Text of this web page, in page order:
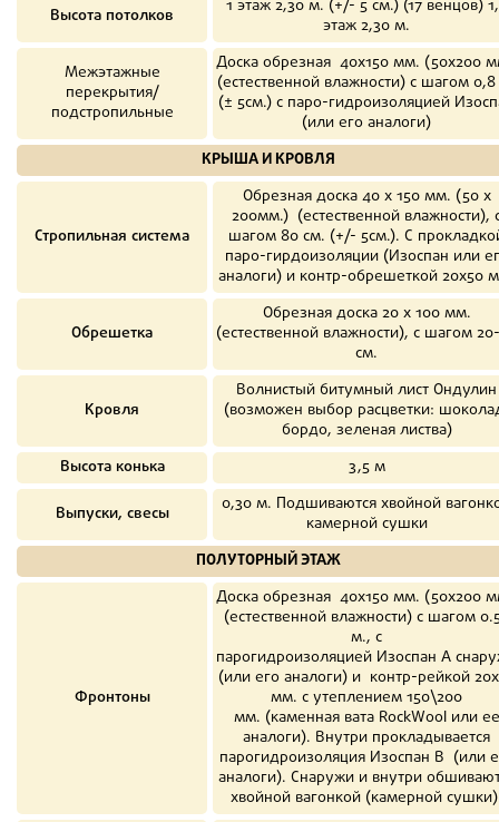
Высота потолков
1 этаж 2,30 м. (+/- 5 см.) (17 венцов)
этаж 2,30 м.
Межэтажные
перекрытия/
подстропильные
Доска обрезная 40х150 мм. (50х200
(естественной влажности) с шагом
(± 5см.) с паро-гидроизоляцией
(или его аналоги)
КРЫША И КРОВЛЯ
Стропильная система
Обрезная доска 40 х 150 мм. (50 х
200мм.) (естественной влажности),
шагом 80 см. (+/- 5см.). С
паро-гирдоизоляции (Изоспан или
аналоги) и контр-обрешеткой 20х50
Обрешетка
Обрезная доска 20 х 100 мм.
(естественной влажности), с шагом
см.
Кровля
Волнистый битумный лист Ондулин
(возможен выбор расцветки:
бордо, зеленая листва)
Высота конька
3,5 м
Выпуски, свесы
0,30 м. Подшиваются хвойной
камерной сушки
ПОЛУТОРНЫЙ ЭТАЖ
Фронтоны
Доска обрезная 40х150 мм. (50х200
(естественной влажности) с шагом
м., с
парогидроизоляцией Изоспан A
(или его аналоги) и контр-рейкой
мм. с утеплением 150\200
мм. (каменная вата RockWool или ее
аналоги). Внутри прокладывается
парогидроизоляция Изоспан B (или
аналоги). Снаружи и внутри
хвойной вагонкой (камерной